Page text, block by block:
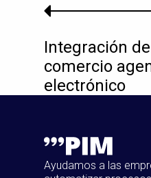
Integración
comercio
electrónico
Ayudamos a las